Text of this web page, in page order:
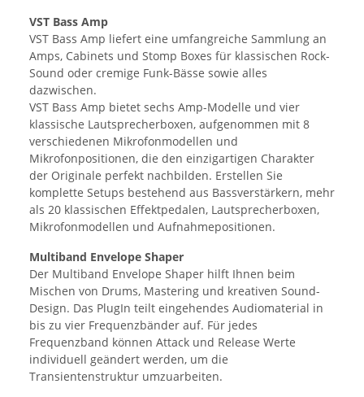
VST Bass Amp
VST Bass Amp liefert eine umfangreiche Sammlung an
Amps, Cabinets und Stomp Boxes für klassischen Rock-
Sound oder cremige Funk-Bässe sowie alles
dazwischen.
VST Bass Amp bietet sechs Amp-Modelle und vier
klassische Lautsprecherboxen, aufgenommen mit 8
verschiedenen Mikrofonmodellen und
Mikrofonpositionen, die den einzigartigen Charakter
der Originale perfekt nachbilden. Erstellen Sie
komplette Setups bestehend aus Bassverstärkern, mehr
als 20 klassischen Effektpedalen, Lautsprecherboxen,
Mikrofonmodellen und Aufnahmepositionen.
Multiband Envelope Shaper
Der Multiband Envelope Shaper hilft Ihnen beim
Mischen von Drums, Mastering und kreativen Sound-
Design. Das PlugIn teilt eingehendes Audiomaterial in
bis zu vier Frequenzbänder auf. Für jedes
Frequenzband können Attack und Release Werte
individuell geändert werden, um die
Transientenstruktur umzuarbeiten.